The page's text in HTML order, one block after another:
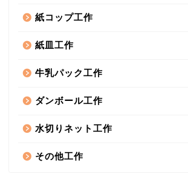
紙コップ工作
紙皿工作
牛乳パック工作
ダンボール工作
水切りネット工作
その他工作